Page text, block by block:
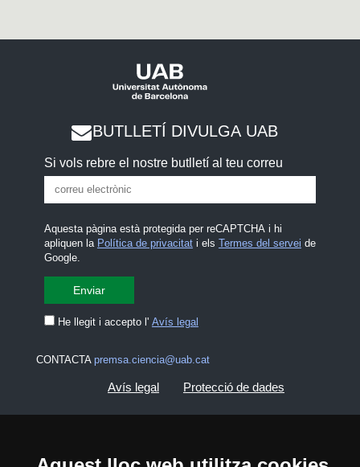
BUTLLETÍ DIVULGA UAB
Si vols rebre el nostre butlletí al teu correu
Aquesta pàgina està protegida per reCAPTCHA i hi
apliquen la Política de privacitati els Termes del servei de
Google.
He llegit i accepto l' Avís legal
CONTACTA premsa.ciencia@uab.cat
Avís legal Protecció de dades